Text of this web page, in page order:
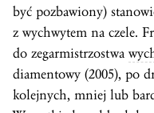
być pozbawiony)
z wychwytem na czele.
do zegarmistrzostwa
diamentowy (2005), po
kolejnych, mniej lub